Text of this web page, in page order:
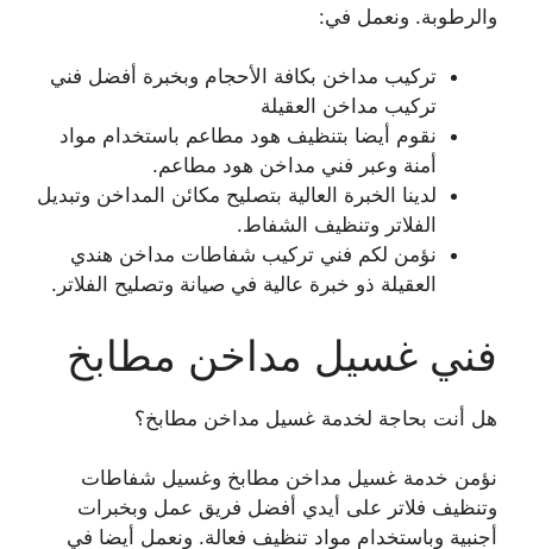
والرطوبة. ونعمل في:
تركيب مداخن بكافة الأحجام وبخبرة أفضل فني
تركيب مداخن العقيلة
نقوم أيضا بتنظيف هود مطاعم باستخدام مواد
أمنة وعبر فني مداخن هود مطاعم.
لدينا الخبرة العالية بتصليح مكائن المداخن وتبديل
الفلاتر وتنظيف الشفاط.
نؤمن لكم فني تركيب شفاطات مداخن هندي
العقيلة ذو خبرة عالية في صيانة وتصليح الفلاتر.
فني غسيل مداخن مطابخ
هل أنت بحاجة لخدمة غسيل مداخن مطابخ؟
نؤمن خدمة غسيل مداخن مطابخ وغسيل شفاطات
وتنظيف فلاتر على أيدي أفضل فريق عمل وبخبرات
أجنبية وباستخدام مواد تنظيف فعالة. ونعمل أيضا في